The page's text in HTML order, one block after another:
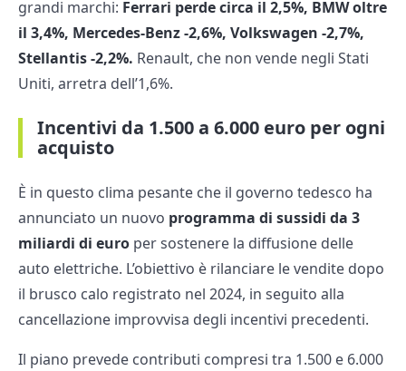
grandi marchi: Ferrari perde circa il 2,5%, BMW oltre
il 3,4%, Mercedes-Benz -2,6%, Volkswagen -2,7%,
Stellantis -2,2%. Renault, che non vende negli Stati
Uniti, arretra dell’1,6%.
Incentivi da 1.500 a 6.000 euro per ogni
acquisto
È in questo clima pesante che il governo tedesco ha
annunciato un nuovo programma di sussidi da 3
miliardi di euro per sostenere la diffusione delle
auto elettriche. L’obiettivo è rilanciare le vendite dopo
il brusco calo registrato nel 2024, in seguito alla
cancellazione improvvisa degli incentivi precedenti.
Il piano prevede contributi compresi tra 1.500 e 6.000